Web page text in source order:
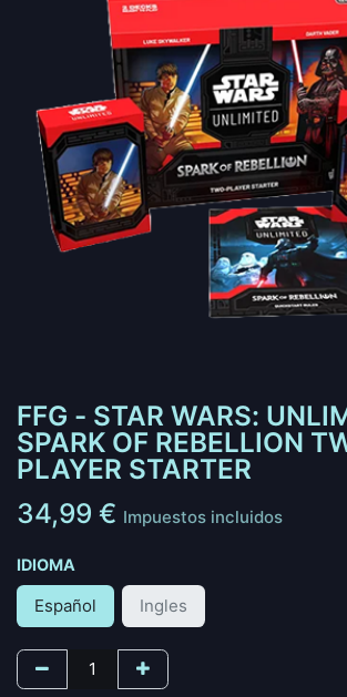
FFG - STAR WARS:
SPARK OF REBELLION
PLAYER STARTER
34,99 € Impuestos incluidos
IDIOMA
Español Ingles